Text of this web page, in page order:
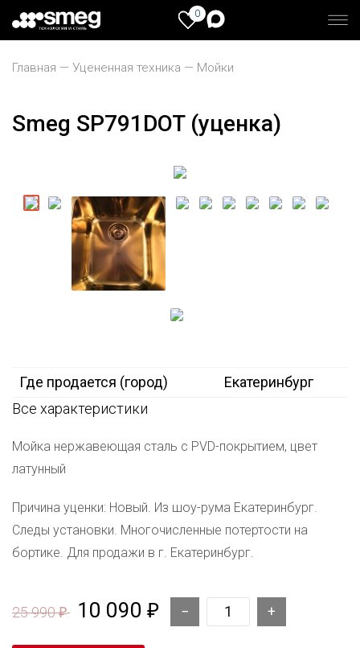
0
Главная Уцененная техника Мойки
Smeg SP791DOT (уценка)
Где продается (город)
Екатеринбург
Все характеристики
Мойка нержавеющая сталь с PVD-покрытием, цвет
латунный
Причина уценки: Новый. Из шоу-рума Екатеринбург.
Следы установки. Многочисленные потертости на
бортике. Для продажи в г. Екатеринбург.
25 990₽ 10 090 ₽